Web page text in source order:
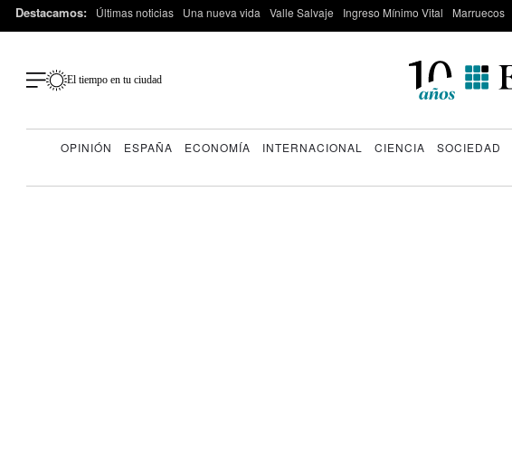
Destacamos: Últimas noticias Una nueva vida Valle Salvaje Ingreso Mínimo Vital Marruecos
El tiempo en tu ciudad
OPINIÓN ESPAÑA ECONOMÍA INTERNACIONAL CIENCIA SOCIEDAD